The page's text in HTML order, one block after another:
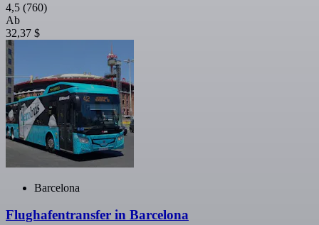
4,5 (760)
Ab
32,37 $
Barcelona
Flughafentransfer in Barcelona